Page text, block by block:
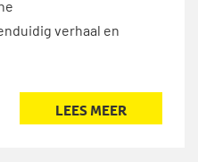
verhaal en
LEES MEER